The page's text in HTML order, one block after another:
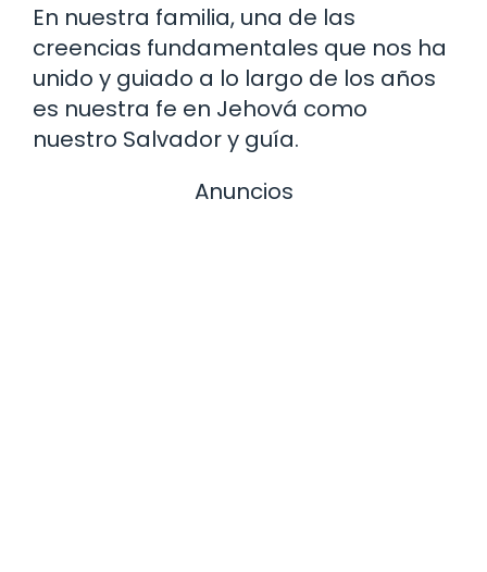
En nuestra familia, una de las
creencias fundamentales que nos ha
unido y guiado a lo largo de los años
es nuestra fe en Jehová como
nuestro Salvador y guía.
Anuncios